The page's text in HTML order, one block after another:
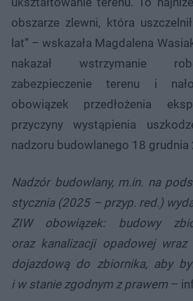
obszarze zlewni, która
lat” – wskazała Magdalena
nakazał wstrzymanie
zabezpieczenie terenu i
obowiązek przedłożenia
przyczyny wystąpienia
nadzoru budowlanego 18 grudnia
Nadzór budowlany, m.in. na
stycznia (2025 – przyp. red.)
ZIW obowiązek: budowy
oraz kanalizacji opadowej
dojazdową do zbiornika, aby
i w stanie zgodnym z prawem –